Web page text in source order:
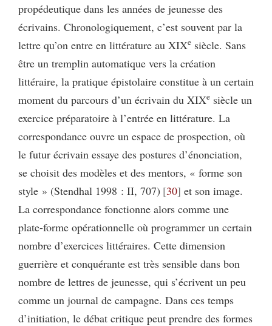
propédeutique dans les années de jeunesse des
écrivains. Chronologiquement, c’est souvent par la
lettre qu’on entre en littérature au XIXe siècle. Sans
être un tremplin automatique vers la création
littéraire, la pratique épistolaire constitue à un certain
moment du parcours d’un écrivain du XIXe siècle un
exercice préparatoire à l’entrée en littérature. La
correspondance ouvre un espace de prospection, où
le futur écrivain essaye des postures d’énonciation,
se choisit des modèles et des mentors, « forme son
style » (Stendhal 1998 : II, 707) 30 et son image.
La correspondance fonctionne alors comme une
plate-forme opérationnelle où programmer un certain
nombre d’exercices littéraires. Cette dimension
guerrière et conquérante est très sensible dans bon
nombre de lettres de jeunesse, qui s’écrivent un peu
comme un journal de campagne. Dans ces temps
d’initiation, le débat critique peut prendre des formes